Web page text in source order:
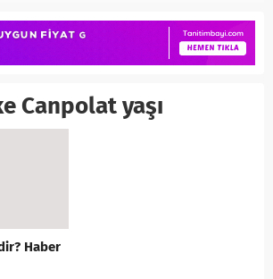
Canpolat yaşı
Haber